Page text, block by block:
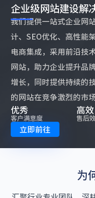
企业级网站建设解
我们提供一站式企业网
计、SEO优化、高性能
电商集成，采用前沿技
网站，助力企业提升品
增长，同时提供持续的
的网站在竞争激烈的市
优秀
客户满意度
高效
售后
立即前往
为